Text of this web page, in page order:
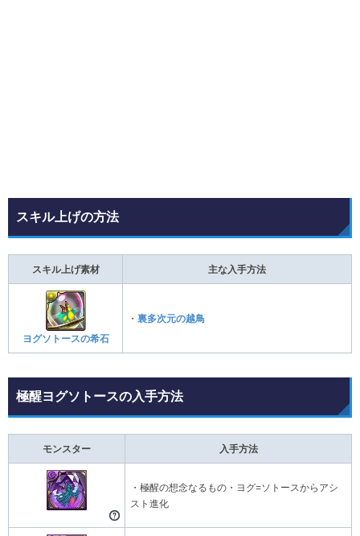
スキル上げの方法
スキル上げ素材 主な入手方法
ヨグソトースの希石
・ 裏多次元の越鳥
極醒ヨグソトースの入手方法
モンスター 入手方法
・極醒の想念なるもの・ヨグ=ソトースからアシ
スト進化